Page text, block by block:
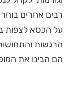
רבים אחרים
על הכסא לצפות
הרגשות
הם הבינו את